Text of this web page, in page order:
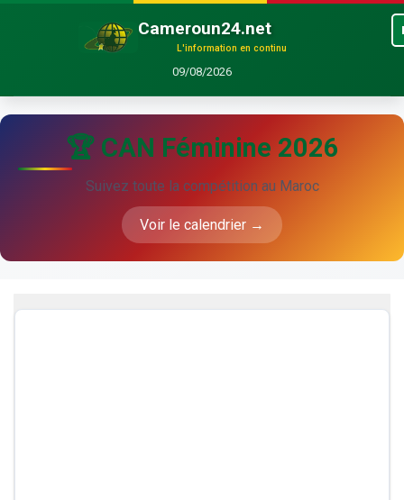
Cameroun24.net
L'information en continu
09/08/2026
🏆 CAN Féminine 2026
Suivez toute la compétition au Maroc
Voir le calendrier →